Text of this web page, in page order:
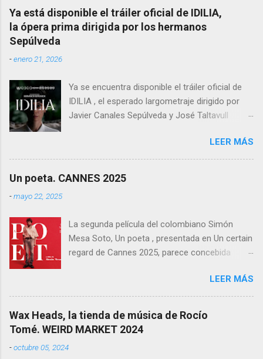
durante los próximos diez años. Todo es
perfecto, fluido, bello, imposible. Cameron
vuelve a demostrar que, si el cine fuera solo
Ya está disponible el tráiler oficial de IDILIA,
la ópera prima dirigida por los hermanos
Sepúlveda
-enero 21, 2026
Ya se encuentra disponible el tráiler oficial de
IDILIA , el esperado largometraje dirigido por
Javier Canales Sepúlveda y José Taltavull
próximo 27 de febrero . Tras un destacado
recorrido por festivales nacionales e
LEER MÁS
Un poeta. CANNES 2025
-mayo 22, 2025
La segunda película del colombiano Simón
Mesa Soto, Un poeta , presentada en Un certain
regard de Cannes 2025, parece concebida
sobre la creación artística, la decadencia
masculina, y la supuesta trascendencia de la
poesía en un mundo que no la necesita. Sin
LEER MÁS
Wax Heads, la tienda de música de Rocío
Tomé. WEIRD MARKET 2024
-octubre 05, 2024